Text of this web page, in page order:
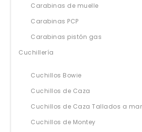
Carabinas de muelle
Carabinas PCP
Carabinas pistón gas
Cuchillería
Cuchillos Bowie
Cuchillos de Caza
Cuchillos de Caza Tallados a
Cuchillos de Montey